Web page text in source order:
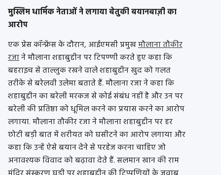
मुस्लिम धार्मिक नेताओं ने लगाया बेतुकी बयानबाज़ी का
आरोप
एक प्रेस कॉन्फ्रेंस के दौरान, आईएमसी प्रमुखमौलाना तौकीर
रजाने मौलाना शहाबुद्दीन पर टिपण्णी करते हुए कहा कि
बहराइच से ताल्लुक रखने वाले शहाबुद्दीन खुद को गलत
तरीके से बरेलवी उलेमा बताते हैं. मौलाना रजा ने कहा कि
शहाबुद्दीन का बरेली मरकज से कोई संबंध नहीं है और उन पर
बरेली की प्रतिष्ठा को धूमिल करने का प्रयास करने का आरोप
लगाया. मौलाना तौकीर रजा ने मौलाना शहाबुद्दीन पर हर
छोटी बड़ी बात में शरीयत को घसीटने का आरोप लगाया और
कहा कि उन्हें ऐसे बयान देने से परहेज करना चाहिए जो
अनावश्यक विवाद को बढ़ावा देते हैं. सलमान खान की राम